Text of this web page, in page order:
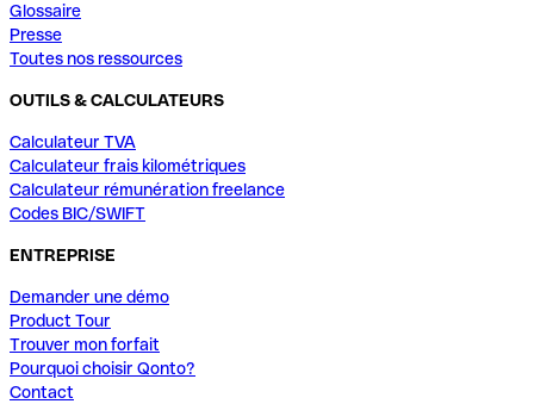
Glossaire
Presse
Toutes nos ressources
OUTILS & CALCULATEURS
Calculateur TVA
Calculateur frais kilométriques
Calculateur rémunération freelance
Codes BIC/SWIFT
ENTREPRISE
Demander une démo
Product Tour
Trouver mon forfait
Pourquoi choisir Qonto?
Contact